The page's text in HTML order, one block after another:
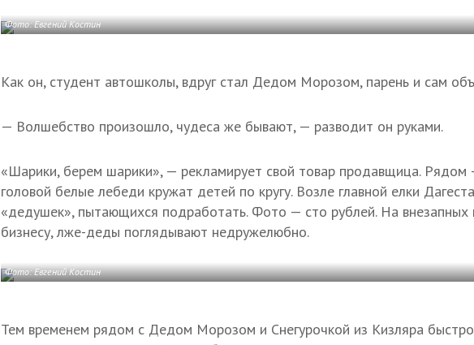
Фото: Евгений Костин
Как он, студент автошколы, вдруг стал Дедом Морозом, парень и сам
— Волшебство произошло, чудеса же бывают, — разводит он руками.
«Шарики, берем шарики», — рекламирует свой товар продавщица. Рядом
головой белые лебеди кружат детей по кругу. Возле главной елки
«дедушек», пытающихся подработать. Фото — сто рублей. На
бизнесу, лже-деды поглядывают недружелюбно.
Фото: Евгений Костин
Тем временем рядом с Дедом Морозом и Снегурочкой из Кизляра